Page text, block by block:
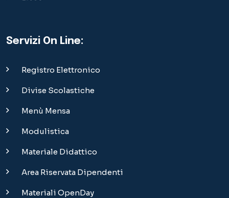
Servizi On Line:
Registro Elettronico
Divise Scolastiche
Menù Mensa
Modulistica
Materiale Didattico
Area Riservata Dipendenti
Materiali OpenDay